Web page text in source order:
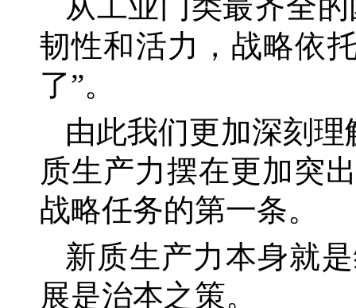
韧性和活力，战略依
了”。
由此我们更加深刻理
质生产力摆在更加突
战略任务的第一条。
新质生产力本身就
展是治本之策。